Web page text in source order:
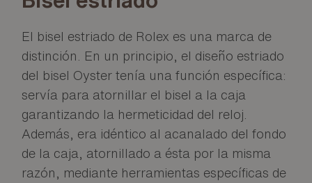
El bisel estriado de Rolex es una marca de
distinción. En un principio, el diseño estriado
del bisel Oyster tenía una función específica:
servía para atornillar el bisel a la caja
garantizando la hermeticidad del reloj.
Además, era idéntico al acanalado del fondo
de la caja, atornillado a ésta por la misma
razón, mediante herramientas específicas de